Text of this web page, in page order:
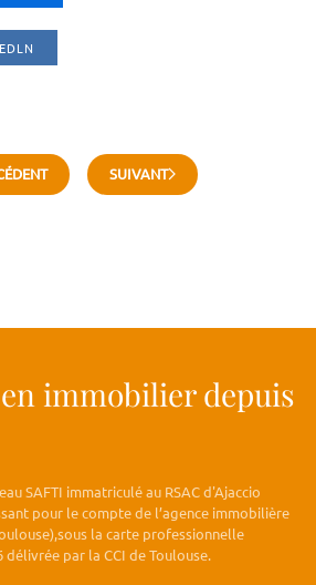
SUIVANT
immobilier depuis
SAFTI immatriculé au RSAC d'Ajaccio
pour le compte de l’agence immobilière
la carte professionnelle
délivrée par la CCI de Toulouse.